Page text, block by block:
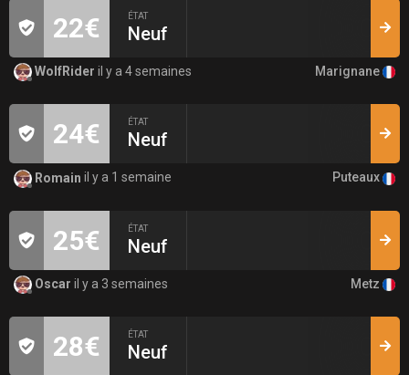
22€ ÉTAT
Neuf
WolfRider il y a 4 semaines Marignane
24€ ÉTAT
Neuf
Romain il y a 1 semaine Puteaux
25€ ÉTAT
Neuf
Oscar il y a 3 semaines Metz
28€ ÉTAT
Neuf